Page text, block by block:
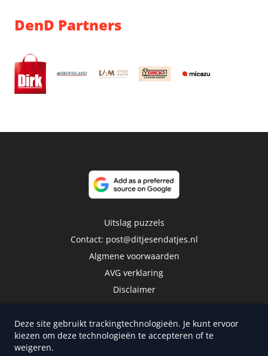
DenD Partners
Uitslag puzzels
Contact: post@ditjesendatjes.nl
Algmene voorwaarden
AVG verklaring
Disclaimer
Deze site gebruikt trackingtechnologieën. Je kunt ervoor
kiezen om deze technologieën te accepteren of te
weigeren.